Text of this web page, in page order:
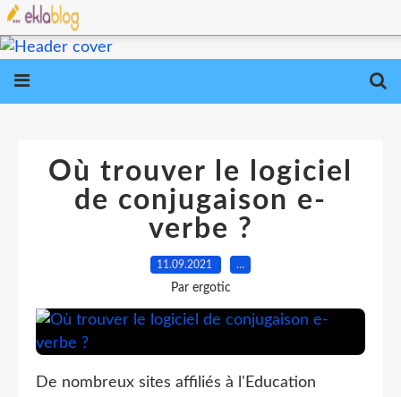
Où trouver le logiciel
de conjugaison e-
verbe ?
11.09.2021 …
Par ergotic
De nombreux sites affiliés à l'Education